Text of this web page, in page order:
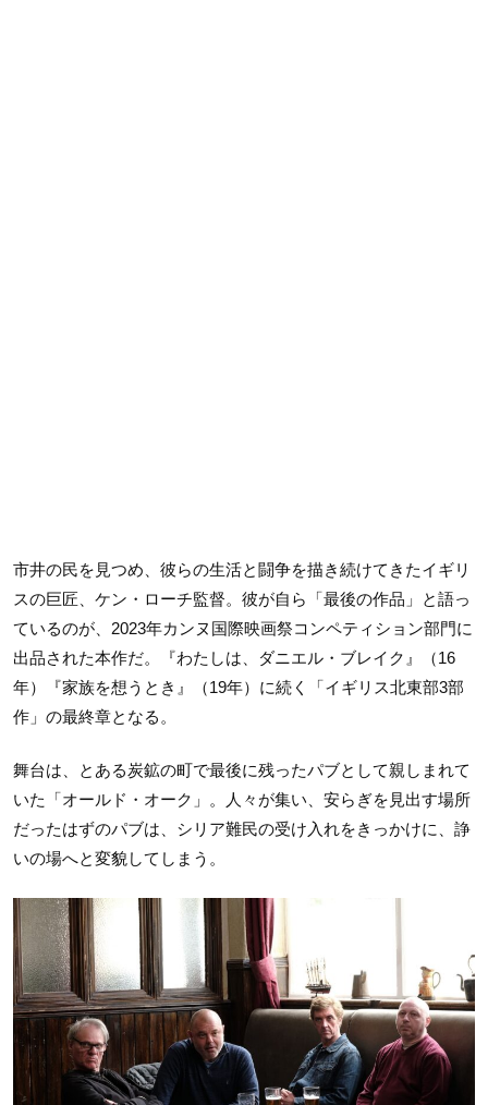
市井の民を見つめ、彼らの生活と闘争を描き続けてきたイギリ
スの巨匠、ケン・ローチ監督。彼が自ら「最後の作品」と語っ
ているのが、2023年カンヌ国際映画祭コンペティション部門に
出品された本作だ。『わたしは、ダニエル・ブレイク』（16
年）『家族を想うとき』（19年）に続く「イギリス北東部3部
作」の最終章となる。
舞台は、とある炭鉱の町で最後に残ったパブとして親しまれて
いた「オールド・オーク」。人々が集い、安らぎを見出す場所
だったはずのパブは、シリア難民の受け入れをきっかけに、諍
いの場へと変貌してしまう。